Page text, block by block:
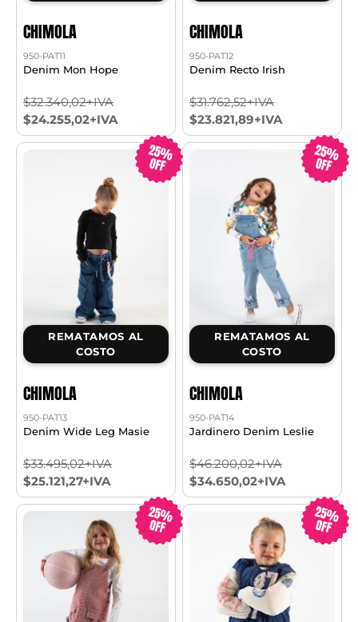
CHIMOLA
950-PAT11
Denim Mon Hope
$32.340,02+IVA
$24.255,02+IVA
CHIMOLA
950-PAT12
Denim Recto Irish
$31.762,52+IVA
$23.821,89+IVA
25%
OFF
REMATAMOS AL
COSTO
CHIMOLA
950-PAT13
Denim Wide Leg Masie
$33.495,02+IVA
$25.121,27+IVA
25%
OFF
REMATAMOS AL
COSTO
CHIMOLA
950-PAT14
Jardinero Denim Leslie
$46.200,02+IVA
$34.650,02+IVA
25%
OFF
25%
OFF